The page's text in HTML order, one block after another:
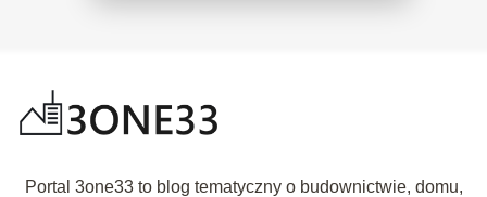
Portal 3one33 to blog tematyczny o budownictwie, domu,